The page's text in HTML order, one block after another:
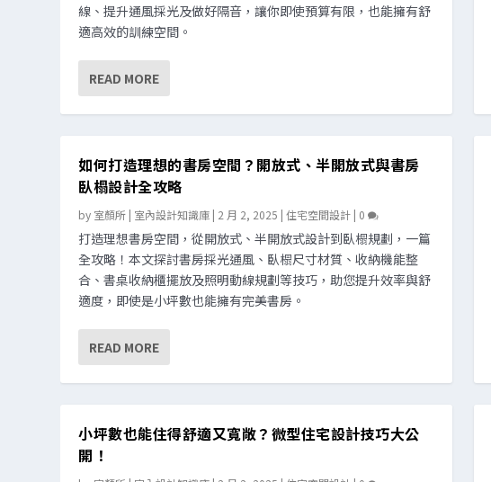
線、提升通風採光及做好隔音，讓你即使預算有限，也能擁有舒
適高效的訓練空間。
READ MORE
如何打造理想的書房空間？開放式、半開放式與書房
臥榻設計全攻略
by 室顏所 | 室內設計知識庫 | 2 月 2, 2025 |住宅空間設計 | 0
打造理想書房空間，從開放式、半開放式設計到臥榻規劃，一篇
全攻略！本文探討書房採光通風、臥榻尺寸材質、收納機能整
合、書桌收納櫃擺放及照明動線規劃等技巧，助您提升效率與舒
適度，即使是小坪數也能擁有完美書房。
READ MORE
小坪數也能住得舒適又寬敞？微型住宅設計技巧大公
開！